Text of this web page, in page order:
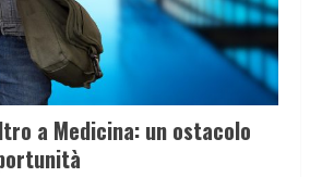
a Medicina: un ostacolo